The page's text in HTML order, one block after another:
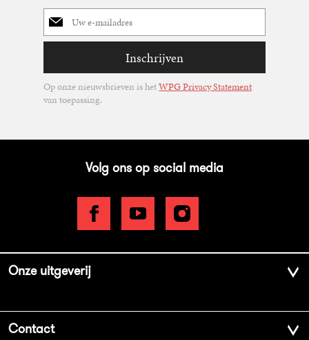
E-
mailadres
Inschrijven
Op onze nieuwsbrieven is hetWPG Privacy Statement
van toepassing.
Volg ons op social media
Onze uitgeverij
Contact